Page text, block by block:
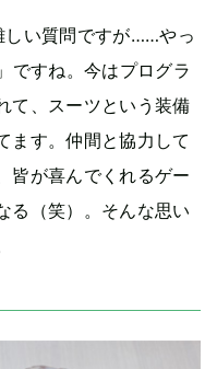
しい質問ですが……やっ
ですね。今はプログラ
て、スーツという装備
ます。仲間と協力して
皆が喜んでくれるゲー
る（笑）。そんな思い